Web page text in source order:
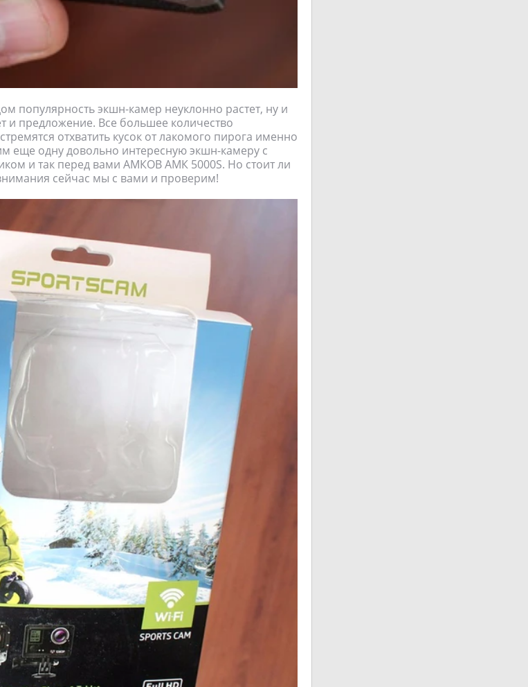
популярность экшн-камер неуклонно растет, ну и
и предложение. Все большее количество
отхватить кусок от лакомого пирога именно
еще одну довольно интересную экшн-камеру с
и так перед вами АМКОВ АМК 5000S. Но стоит ли
сейчас мы с вами и проверим!